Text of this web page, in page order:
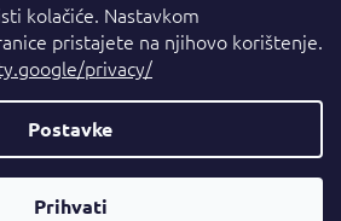
kolačiće. Nastavkom
pristajete na njihovo korištenje.
privacy/
Postavke
Prihvati
PRETPLATI SE
Kreirao Shoptet Premium
Parfumshop.hr. Sva prava pridržana.